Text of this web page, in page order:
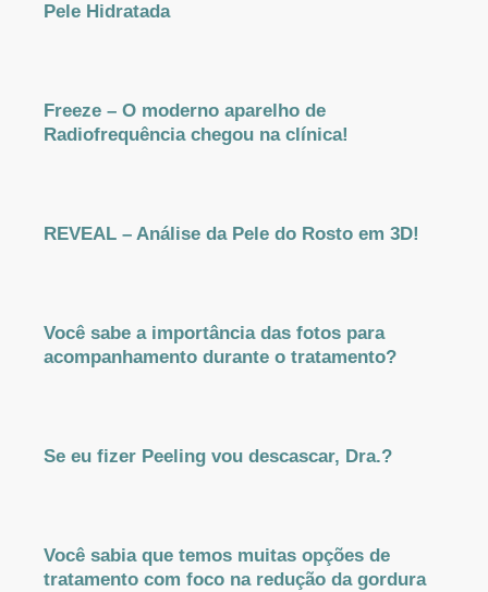
Pele Hidratada
Freeze – O moderno aparelho de
Radiofrequência chegou na clínica!
REVEAL – Análise da Pele do Rosto em 3D!
Você sabe a importância das fotos para
acompanhamento durante o tratamento?
Se eu fizer Peeling vou descascar, Dra.?
Você sabia que temos muitas opções de
tratamento com foco na redução da gordura